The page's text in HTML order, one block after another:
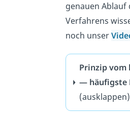
genauen Ablauf
Verfahrens
noch unser
Prinzip vom
— häufigste
(ausklappen)